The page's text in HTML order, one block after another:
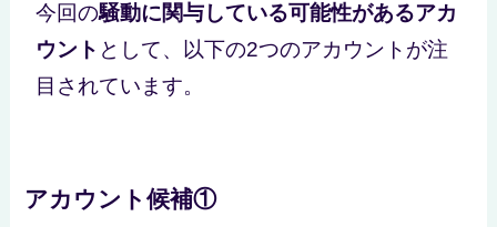
今回の騒動に関与している可能性があるアカ
ウント として、以下の2つのアカウントが注
目されています。
アカウント候補①